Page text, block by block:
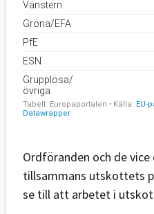
Ordföranden och de
tillsammans utskottets
se till att arbetet i